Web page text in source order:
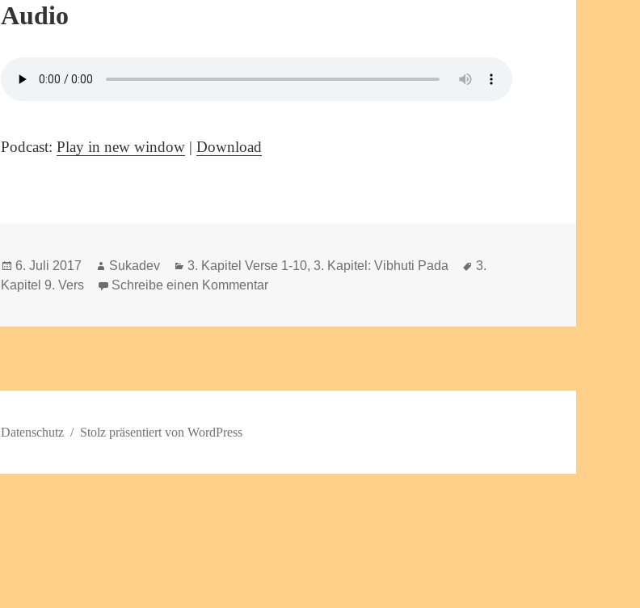
Audio
Podcast:Play in new window |Download
Veröffentlicht
am
6. Juli 2017 Autor
Sukadev Kategorien
3. Kapitel Verse 1-10,3. Kapitel: Vibhuti Pada Schlagwörter
3.
Kapitel 9. Vers
Schreibe einen Kommentarzu Kapitel 3, Vers 9
Datenschutz Stolz präsentiert von WordPress